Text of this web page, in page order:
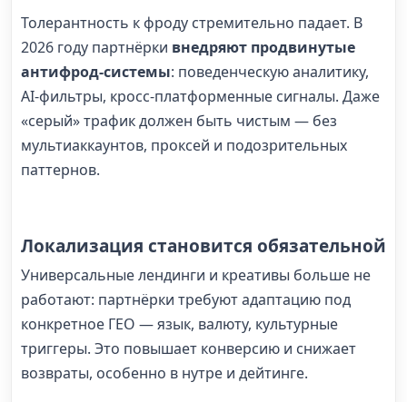
Толерантность к фроду стремительно падает. В
2026 году партнёрки внедряют продвинутые
антифрод-системы: поведенческую аналитику,
AI-фильтры, кросс-платформенные сигналы. Даже
«серый» трафик должен быть чистым — без
мультиаккаунтов, проксей и подозрительных
паттернов.
Локализация становится обязательной
Универсальные лендинги и креативы больше не
работают: партнёрки требуют адаптацию под
конкретное ГЕО — язык, валюту, культурные
триггеры. Это повышает конверсию и снижает
возвраты, особенно в нутре и дейтинге.